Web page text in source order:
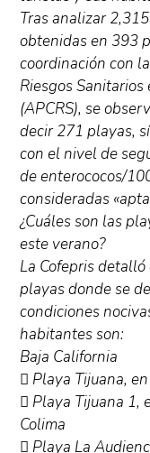
Tras analizar
obtenidas en 393
coordinación con
Riesgos
(APCRS), se
decir 271 playas,
con el nivel de
de enterococos/
consideradas
¿Cuáles son las
este verano?
La Cofepris
playas donde se
condiciones
habitantes son:
Baja California
 Playa Tijuana,
 Playa Tijuana 1,
Colima
 Playa La